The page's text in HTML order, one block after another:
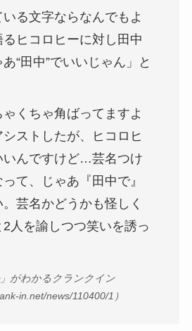
る文字ならなんでもよ
ヒコロヒーに対し田中
“田中”でいいじゃん」と
くちゃ角ばってますよ
シストしたが、ヒコロヒ
いんですけど…芸名つけ
て、じゃあ『田中で』
芸名かどうかも怪しく
人を諭しつつ笑いを誘っ
がわかるクランクイン
in.net/news/110400/1）